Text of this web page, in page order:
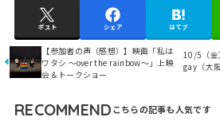
ポスト シェア はてブ
【参加者の声（感想）】映画「私は
ワタシ 〜over the rainbow〜」上映
会＆トークショー
10/5（金
gay（大阪
RECOMMEND